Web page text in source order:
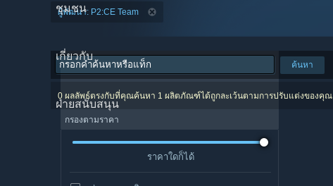
ชุมชน
เกี่ยวกับ
ฝ่ายสนับสนุน
ผู้พัฒนา: P2:CE Team
ค้นหา
0 ผลลัพธ์ตรงกับที่คุณค้นหา 1 ผลิตภัณฑ์ได้ถูกละเว้นตามการปรับแต่งของคุณ
กรองตามราคา
ราคาใดก็ได้